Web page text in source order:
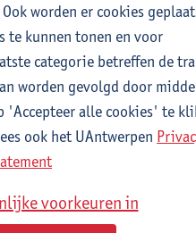
die het comfort
is verlengd naar 5 jaar in
van de groei van het
van de koker, waardoor
wordt ingesteld. De
het gewicht en oefent
gestroomlijnd door de
worden er cookies
te kunnen tonen en voor
categorie betreffen de
worden gevolgd door
'Accepteer alle cookies' te
ook het UAntwerpen
voorkeuren in